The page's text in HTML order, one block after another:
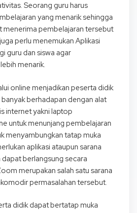
Seorang guru harus
yang menarik sehingga
menerima pembelajaran tersebut
perlu menemukan Aplikasi
guru dan siswa agar
menarik.
online menjadikan peserta didik
berhadapan dengan alat
internet yakni laptop
untuk menunjang pembelajaran
menyambungkan tatap muka
aplikasi ataupun sarana
berlangsung secara
merupakan salah satu sarana
permasalahan tersebut.
didik dapat bertatap muka